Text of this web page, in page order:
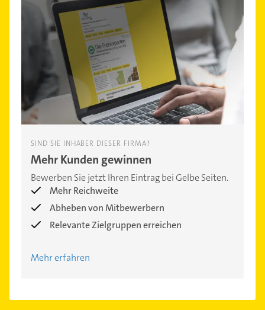
SIND SIE INHABER DIESER FIRMA?
Mehr Kunden gewinnen
Bewerben Sie jetzt Ihren Eintrag bei Gelbe Seiten.
Mehr Reichweite
Abheben von Mitbewerbern
Relevante Zielgruppen erreichen
Mehr erfahren